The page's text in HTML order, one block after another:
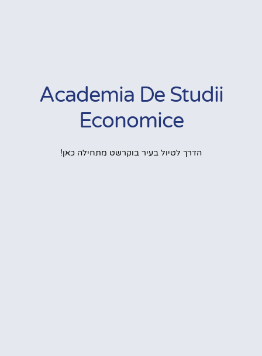
Academia De Studii
Economice
הדרך לטיול בעיר בוקרשט מתחילה כאן!